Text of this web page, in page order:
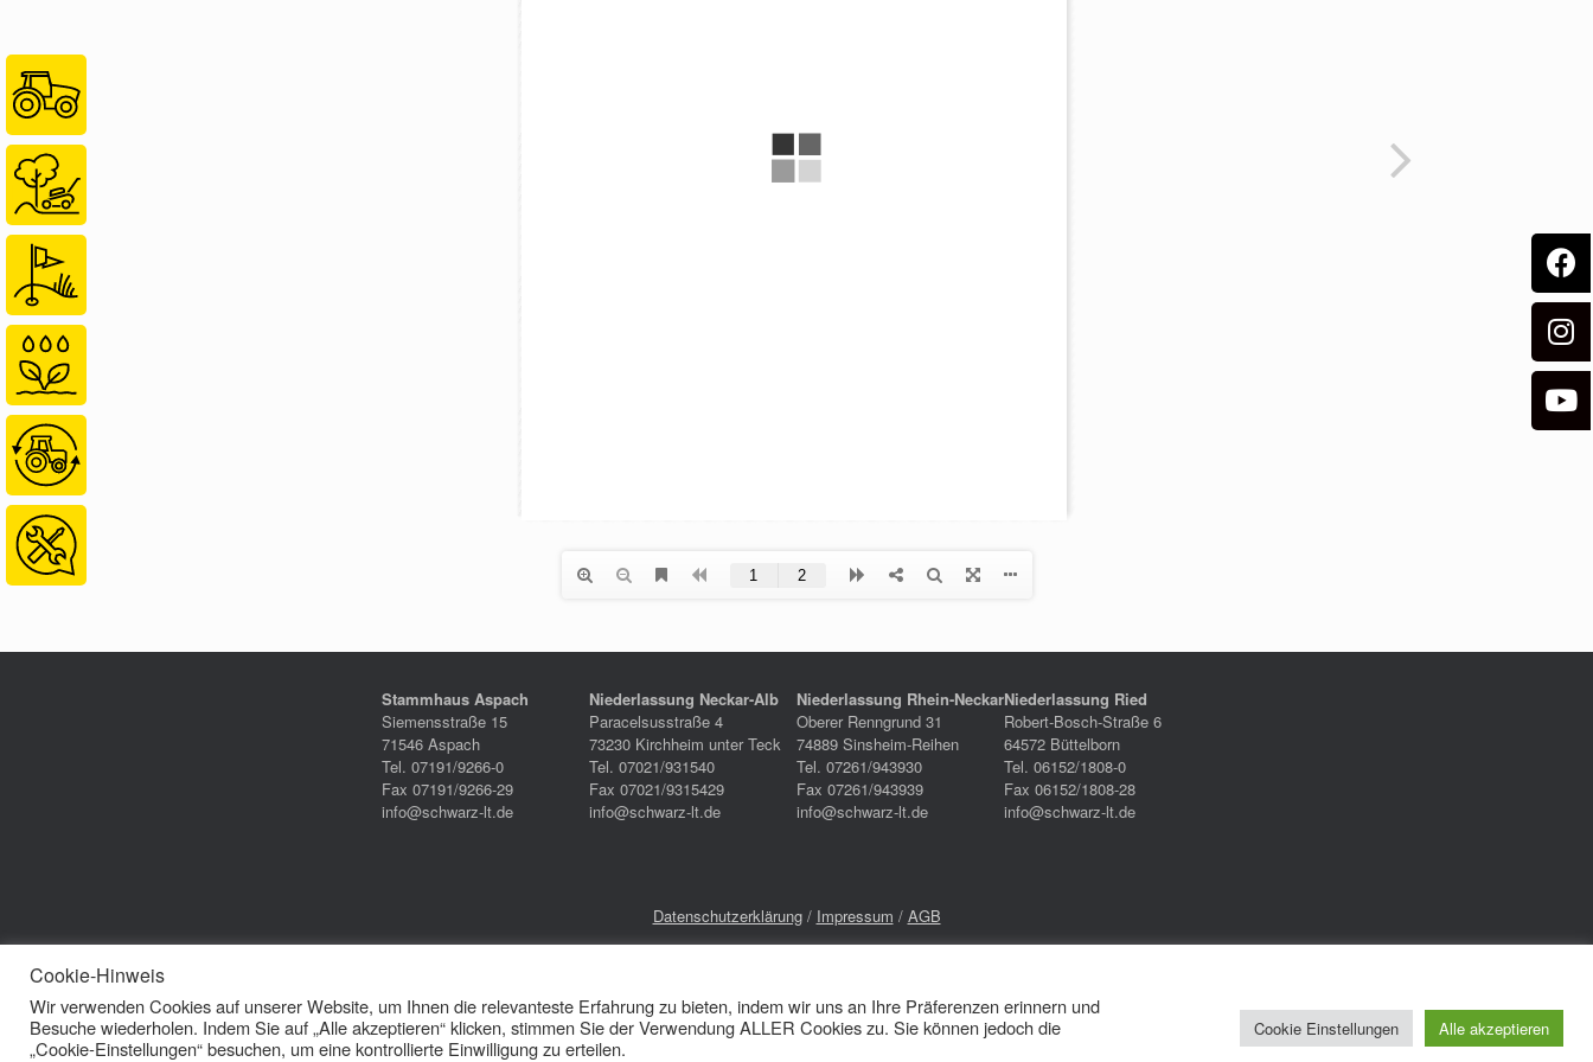
Stammhaus Aspach
Siemensstraße 15
71546 Aspach
Tel. 07191/9266-0
Fax 07191/9266-29
info@schwarz-lt.de
Niederlassung Neckar-Alb
Paracelsusstraße 4
73230 Kirchheim unter Teck
Tel. 07021/931540
Fax 07021/9315429
info@schwarz-lt.de
Niederlassung Rhein-Neckar
Oberer Renngrund 31
74889 Sinsheim-Reihen
Tel. 07261/943930
Fax 07261/943939
info@schwarz-lt.de
Niederlassung Ried
Robert-Bosch-Straße 6
64572 Büttelborn
Tel. 06152/1808-0
Fax 06152/1808-28
info@schwarz-lt.de
Datenschutzerklärung/ Impressum / AGB
Ein Theme vonSiteOrigin
Cookie-Hinweis
Wir verwenden Cookies auf unserer Website, um Ihnen die relevanteste Erfahrung zu bieten, indem wir uns an Ihre Präferenzen erinnern und
Besuche wiederholen. Indem Sie auf „Alle akzeptieren“ klicken, stimmen Sie der Verwendung ALLER Cookies zu. Sie können jedoch die
„Cookie-Einstellungen“ besuchen, um eine kontrollierte Einwilligung zu erteilen.
Cookie Einstellungen Alle akzeptieren